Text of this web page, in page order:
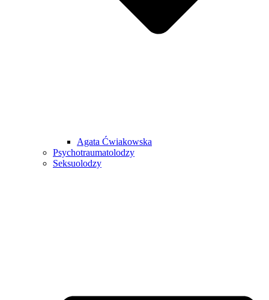
Agata Ćwiakowska
Psychotraumatolodzy
Seksuolodzy